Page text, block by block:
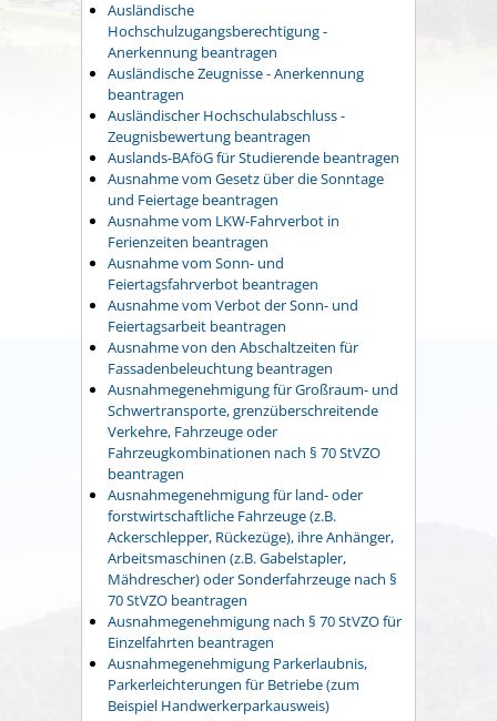
Ausländische
Hochschulzugangsberechtigung -
Anerkennung beantragen
Ausländische Zeugnisse - Anerkennung
beantragen
Ausländischer Hochschulabschluss -
Zeugnisbewertung beantragen
Auslands-BAföG für Studierende beantragen
Ausnahme vom Gesetz über die Sonntage
und Feiertage beantragen
Ausnahme vom LKW-Fahrverbot in
Ferienzeiten beantragen
Ausnahme vom Sonn- und
Feiertagsfahrverbot beantragen
Ausnahme vom Verbot der Sonn- und
Feiertagsarbeit beantragen
Ausnahme von den Abschaltzeiten für
Fassadenbeleuchtung beantragen
Ausnahmegenehmigung für Großraum- und
Schwertransporte, grenzüberschreitende
Verkehre, Fahrzeuge oder
Fahrzeugkombinationen nach § 70 StVZO
beantragen
Ausnahmegenehmigung für land- oder
forstwirtschaftliche Fahrzeuge (z.B.
Ackerschlepper, Rückezüge), ihre Anhänger,
Arbeitsmaschinen (z.B. Gabelstapler,
Mähdrescher) oder Sonderfahrzeuge nach §
70 StVZO beantragen
Ausnahmegenehmigung nach § 70 StVZO für
Einzelfahrten beantragen
Ausnahmegenehmigung Parkerlaubnis,
Parkerleichterungen für Betriebe (zum
Beispiel Handwerkerparkausweis)